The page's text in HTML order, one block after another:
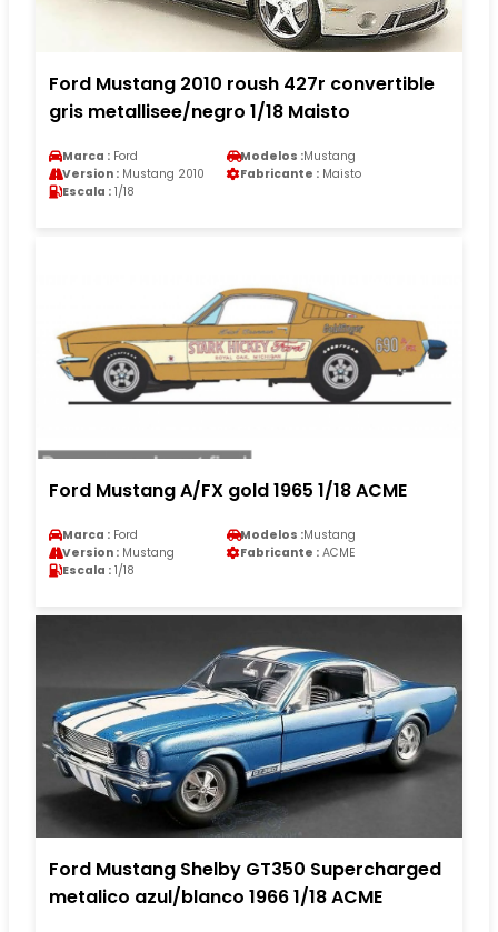
Ford Mustang 2010 roush 427r convertible
gris metallisee/negro 1/18 Maisto
Marca : Ford Modelos :Mustang
Version : Mustang 2010 Fabricante : Maisto
Escala : 1/18
Ford Mustang A/FX gold 1965 1/18 ACME
Marca : Ford Modelos :Mustang
Version : Mustang Fabricante : ACME
Escala : 1/18
Ford Mustang Shelby GT350 Supercharged
metalico azul/blanco 1966 1/18 ACME